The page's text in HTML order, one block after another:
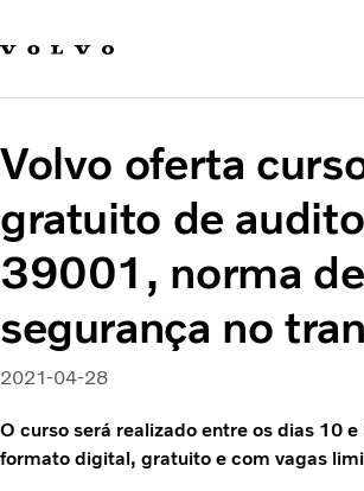
Carreira
Quem Somos
Volvo oferta
gratuito de
39001, norma de
segurança no
2021-04-28
O curso será realizado entre os dias 10
formato digital, gratuito e com vagas